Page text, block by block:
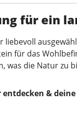
für ein
liebevoll
für das
was die Natur zu
&